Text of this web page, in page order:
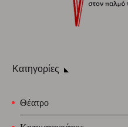
Κατηγορίες
Θέατρο